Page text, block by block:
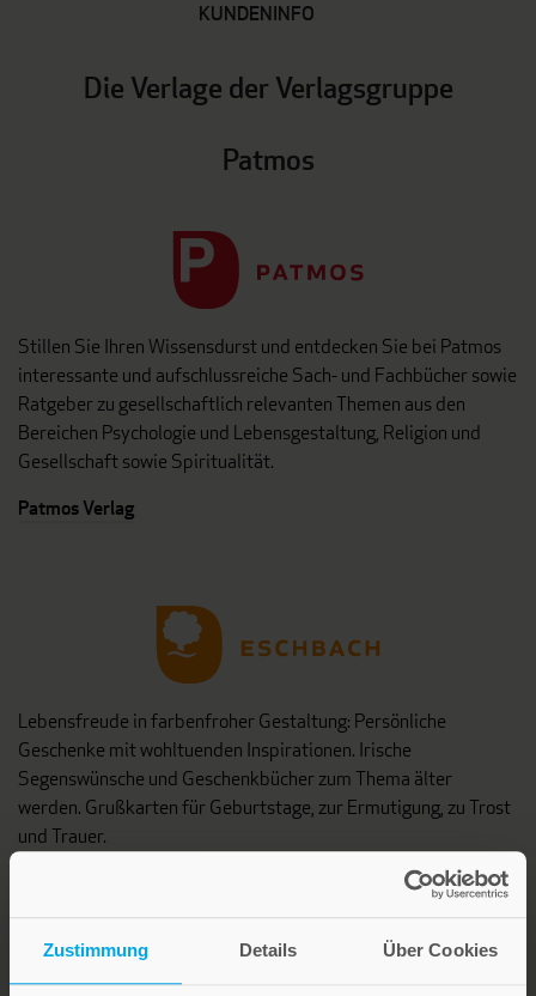
Zustimmung Details Über Cookies
KUNDENINFO
Die Verlage der Verlagsgruppe
Patmos
Stillen Sie Ihren Wissensdurst und entdecken Sie bei Patmos
interessante und aufschlussreiche Sach- und Fachbücher sowie
Ratgeber zu gesellschaftlich relevanten Themen aus den
Bereichen Psychologie und Lebensgestaltung, Religion und
Gesellschaft sowie Spiritualität.
Patmos Verlag
Lebensfreude in farbenfroher Gestaltung: Persönliche
Geschenke mit wohltuenden Inspirationen. Irische
Segenswünsche und Geschenkbücher zum Thema älter
werden. Grußkarten für Geburtstage, zur Ermutigung, zu Trost
und Trauer.
Verlag am Eschbach